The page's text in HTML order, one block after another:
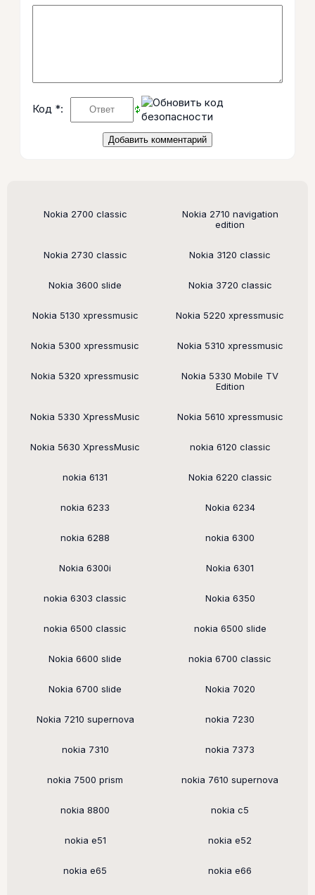
Код *:
Поддерживаемые модели
Nokia 2700 classic
Nokia 2710 navigation
edition
Nokia 2730 classic Nokia 3120 classic
Nokia 3600 slide Nokia 3720 classic
Nokia 5130 xpressmusic Nokia 5220 xpressmusic
Nokia 5300 xpressmusic Nokia 5310 xpressmusic
Nokia 5320 xpressmusic
Nokia 5330 Mobile TV
Edition
Nokia 5330 XpressMusic Nokia 5610 xpressmusic
Nokia 5630 XpressMusic nokia 6120 classic
nokia 6131 Nokia 6220 classic
nokia 6233 Nokia 6234
nokia 6288 nokia 6300
Nokia 6300i Nokia 6301
nokia 6303 classic Nokia 6350
nokia 6500 classic nokia 6500 slide
Nokia 6600 slide nokia 6700 classic
Nokia 6700 slide Nokia 7020
Nokia 7210 supernova nokia 7230
nokia 7310 nokia 7373
nokia 7500 prism nokia 7610 supernova
nokia 8800 nokia c5
nokia e51 nokia e52
nokia e65 nokia e66